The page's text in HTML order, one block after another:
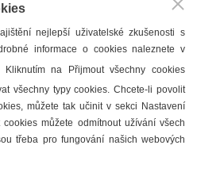
Masaryk
a galerie
meníčka
nejlepší uživatelské zkušenosti s
informace o cookies naleznete v
Kliknutím na Přijmout všechny cookies
všechny typy cookies. Chcete-li povolit
můžete tak učinit v sekci Nastavení
můžete odmítnout užívání všech
třeba pro fungování našich webových